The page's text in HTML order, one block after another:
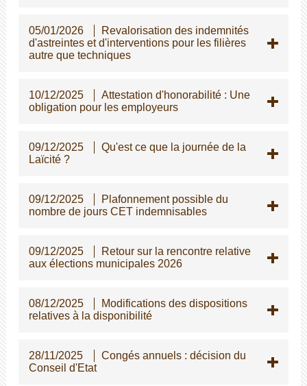
05/01/2026
Revalorisation des indemnités
d'astreintes et d'interventions pour les filières
autre que techniques
10/12/2025
Attestation d'honorabilité : Une
obligation pour les employeurs
09/12/2025
Qu'est ce que la journée de la
Laïcité ?
09/12/2025
Plafonnement possible du
nombre de jours CET indemnisables
09/12/2025
Retour sur la rencontre relative
aux élections municipales 2026
08/12/2025
Modifications des dispositions
relatives à la disponibilité
28/11/2025
Congés annuels : décision du
Conseil d'Etat